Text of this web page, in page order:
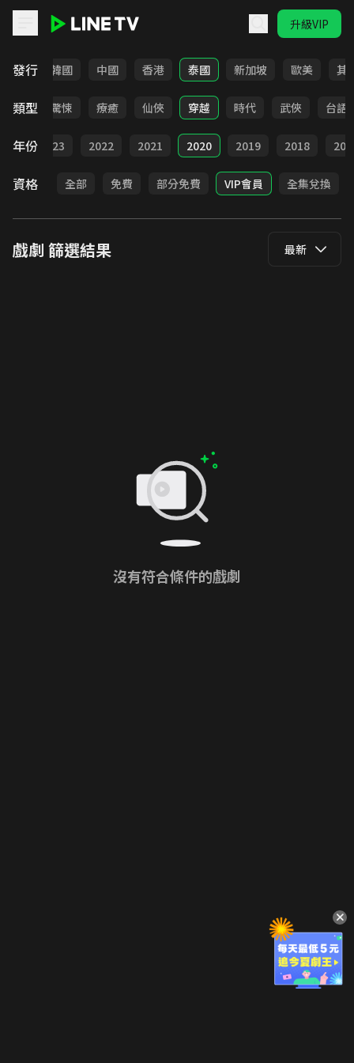
升級VIP
發行
日本 韓國 中國 香港 泰國 新加坡 歐美 其
類型
奇幻 驚悚 療癒 仙俠 穿越 時代 武俠 台語
年份 2023 2022 2021 2020 2019 2018
資格 全部 免費 部分免費 VIP會員 全集兌換
戲劇 篩選結果 最新
沒有符合條件的戲劇